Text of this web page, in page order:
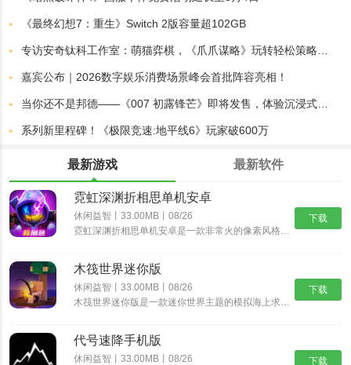
《最终幻想7：重生》Switch 2版容量超102GB
嘉宾公布｜2026数字娱乐消费场景峰会首批阵容亮相！
系列新里程碑！《极限竞速:地平线6》玩家破600万
最新游戏 最新软件
下载
霓虹深渊折相思单机安卓
休闲益智丨33.00MB丨08/26
霓虹深渊折相思单机安卓是一款非常火的像素风格动作冒险游戏，经典的像素风格，制作精湛的游戏场景，搭配出色的游戏音乐，为玩家带来身临其境的动作冒险体验，丰富精彩的游戏剧情，多样化的挑战任务，沉浸式体验......
下载
木筏世界迷你版
休闲益智丨33.00MB丨08/26
木筏世界迷你版是一款迷你世界主题的模拟海上求生游戏，在木筏世界迷你版中可以从一块小木筏开始，收集资源，探索岛屿，发现大陆，结识伙伴，开启更精彩的迷你冒险之旅。沉浸式的探索玩法，带给你新鲜互动乐趣。......
下载
代号速降手机版
休闲益智丨33.00MB丨08/26